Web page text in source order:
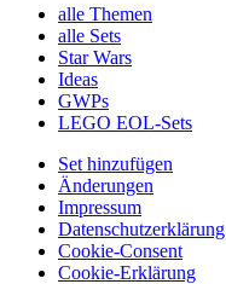
alle Themen
alle Sets
Star Wars
Ideas
GWPs
LEGO EOL-Sets
Set hinzufügen
Änderungen
Impressum
Datenschutzerklärung
Cookie-Consent
Cookie-Erklärung